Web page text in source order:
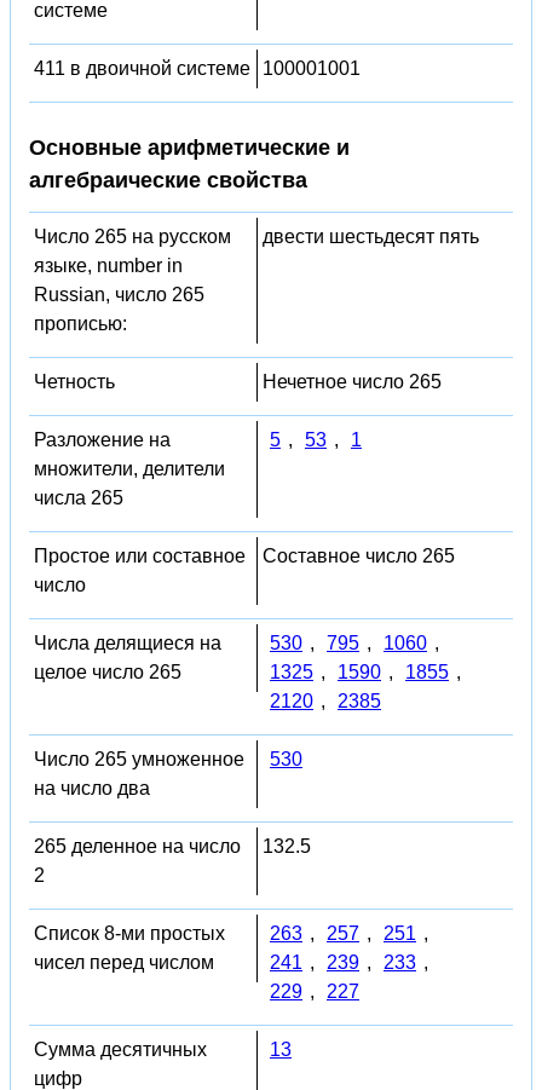
системе
411 в двоичной системе 100001001
Основные арифметические и
алгебраические свойства
Число 265 на русском
языке, number in
Russian, число 265
прописью:
двести шестьдесят пять
Четность Нечетное число 265
Разложение на
множители, делители
числа 265
5 , 53 , 1
Простое или составное
число
Составное число 265
Числа делящиеся на
целое число 265
530 , 795 , 1060 ,
1325 , 1590 , 1855 ,
2120 , 2385
Число 265 умноженное
на число два
530
265 деленное на число
2
132.5
Список 8-ми простых
чисел перед числом
263 , 257 , 251 ,
241 , 239 , 233 ,
229 , 227
Сумма десятичных
цифр
13